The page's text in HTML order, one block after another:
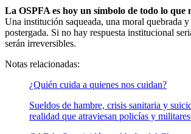
La OSPFA es hoy un símbolo de todo lo que
Una institución saqueada, una moral quebrada y
postergada. Si no hay respuesta institucional
serán irreversibles.
Notas relacionadas:
¿Quién cuida a quienes nos cuidan?
Sueldos de hambre, crisis sanitaria y
realidad que atraviesan policías y